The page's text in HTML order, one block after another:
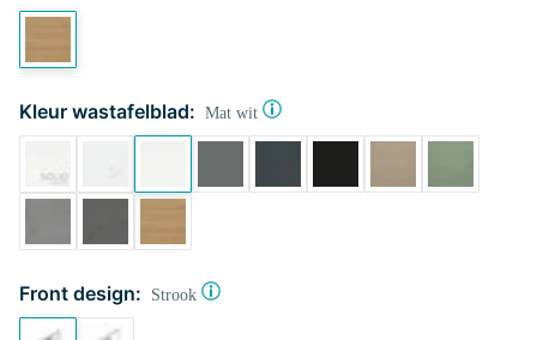
Kleur wastafelblad: Mat wit
Front design: Strook